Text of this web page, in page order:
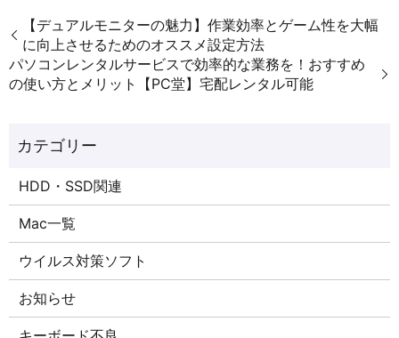
【デュアルモニターの魅力】作業効率とゲーム性を大幅
に向上させるためのオススメ設定方法
パソコンレンタルサービスで効率的な業務を！おすすめ
の使い方とメリット【PC堂】宅配レンタル可能
HDD・SSD関連
Mac一覧
ウイルス対策ソフト
お知らせ